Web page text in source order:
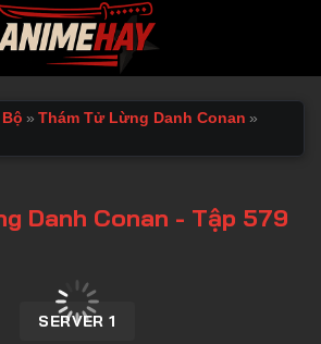
» Thám Tử Lừng Danh Conan »
Danh Conan - Tập 579
SERVER 1